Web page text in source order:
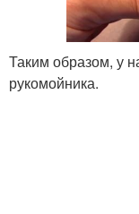
Таким образом, у
рукомойника.